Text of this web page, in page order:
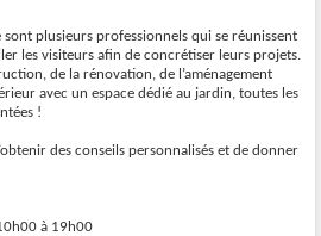
sont plusieurs professionnels qui se réunissent
les visiteurs afin de concrétiser leurs projets.
de la rénovation, de l’aménagement
avec un espace dédié au jardin, toutes les
!
des conseils personnalisés et de donner
à 19h00